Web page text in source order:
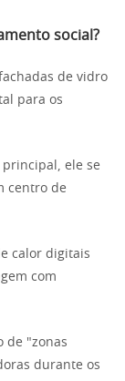
social?
de vidro
para os
ele se
centro de
calor digitais
com
de "zonas
durante os